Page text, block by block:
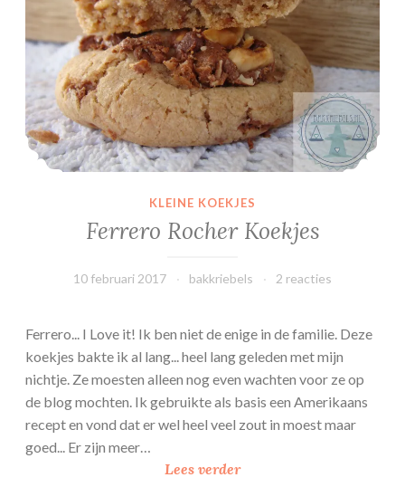
k
e
s
w
e
e
k
A
w
r
e
n
KLEINE KOEKJES
Ferrero Rocher Koekjes
10 februari 2017 bakkriebels 2 reacties
Ferrero... I Love it! Ik ben niet de enige in de familie. Deze
koekjes bakte ik al lang... heel lang geleden met mijn
nichtje. Ze moesten alleen nog even wachten voor ze op
de blog mochten. Ik gebruikte als basis een Amerikaans
recept en vond dat er wel heel veel zout in moest maar
goed... Er zijn meer…
Lees verderF